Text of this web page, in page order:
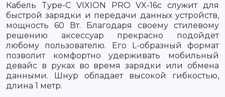
Кабель Type-C VIXION PRO VX-16c служит для
быстрой зарядки и передачи данных устройств,
мощность 60 Вт. Благодаря своему стилевому
решению аксессуар прекрасно подойдет
любому пользователю. Его L-образный формат
позволит комфортно удерживать мобильный
девайс в руках во время зарядки или обмена
данными. Шнур обладает высокой гибкостью,
длина 1 метр.